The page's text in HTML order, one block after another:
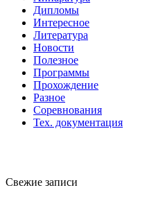
Дипломы
Интересное
Литература
Новости
Полезное
Программы
Прохождение
Разное
Соревнования
Тех. документация
Свежие записи